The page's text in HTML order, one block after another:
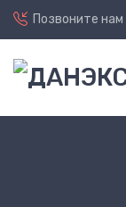
Позвоните нам